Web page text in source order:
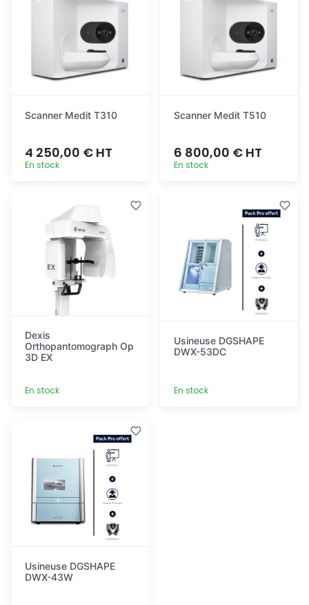
Scanner Medit T310
4 250,00 € HT
En stock
rapide
Scanner Medit T510
6 800,00 € HT
En stock
rapide
Dexis
Orthopantomograph Op
3D EX
En stock
Usineuse DGSHAPE
DWX-53DC
En stock
Usineuse DGSHAPE
DWX-43W